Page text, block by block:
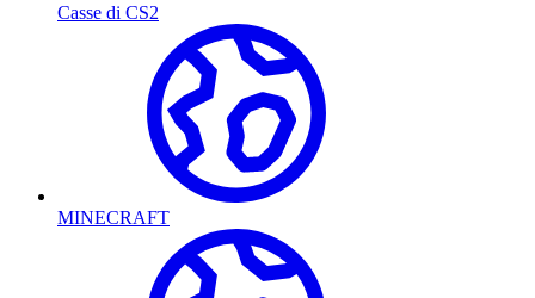
Casse di CS2
MINECRAFT